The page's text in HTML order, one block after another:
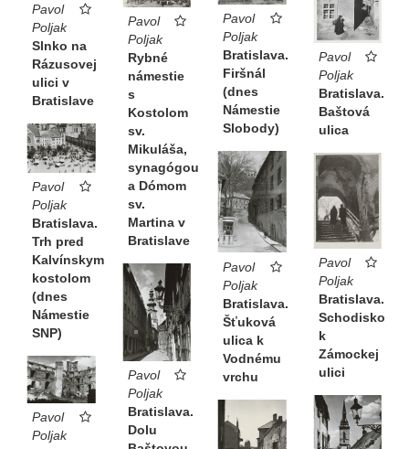
Pavol
Poljak
Slnko na
Rázusovej
ulici v
Bratislave
Pavol
Poljak
Rybné
námestie
s
Kostolom
sv.
Mikuláša,
synagógou
a Dómom
sv.
Martina v
Bratislave
Pavol
Poljak
Bratislava.
Firšnál
(dnes
Námestie
Slobody)
Pavol
Poljak
Bratislava.
Baštová
ulica
Pavol
Poljak
Bratislava.
Trh pred
Kalvínskym
kostolom
(dnes
Námestie
SNP)
Pavol
Poljak
Bratislava.
Šťuková
ulica k
Vodnému
vrchu
Pavol
Poljak
Bratislava.
Schodisko
k
Zámockej
ulici
Pavol
Poljak
Bratislava.
Dolu
Pavol
Poljak